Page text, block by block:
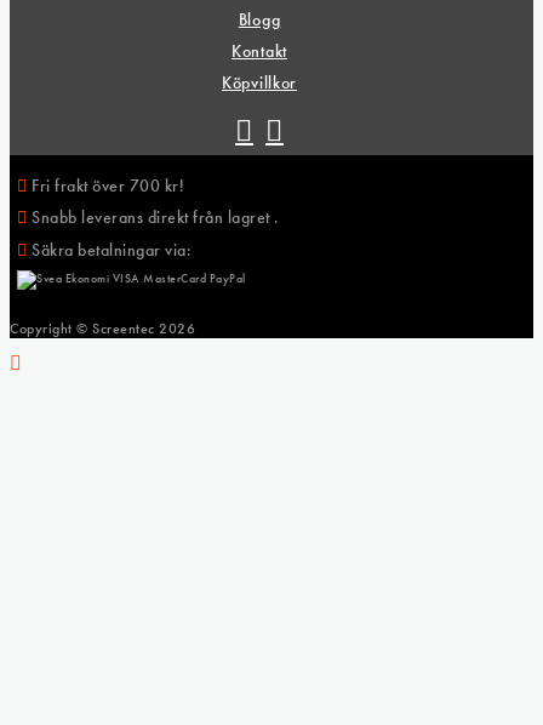
Blogg
Kontakt
Köpvillkor
Fri frakt över 700 kr!
Snabb leverans direkt från lagret .
Säkra betalningar via:
Copyright © Screentec 2026